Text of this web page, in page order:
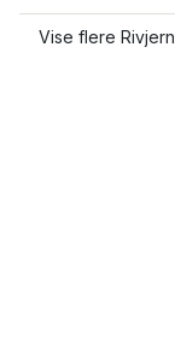
Vise flere Rivjern